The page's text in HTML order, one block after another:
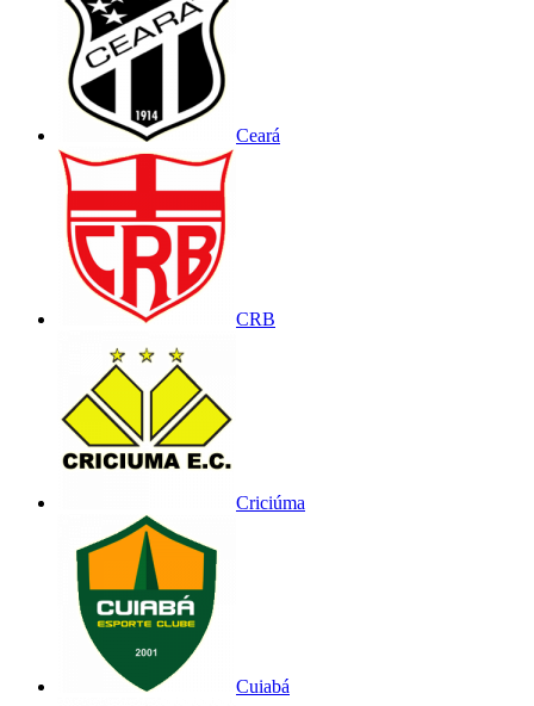
Ceará
CRB
Criciúma
Cuiabá